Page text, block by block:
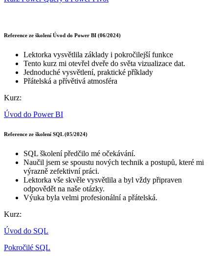
Reference ze školení Úvod do Power BI (06/2024)
Lektorka vysvětlila základy i pokročilejší funkce
Tento kurz mi otevřel dveře do světa vizualizace dat.
Jednoduché vysvětlení, praktické příklady
Přátelská a přívětivá atmosféra
Kurz:
Úvod do Power BI
Reference ze školení SQL (05/2024)
SQL školení předčilo mé očekávání.
Naučil jsem se spoustu nových technik a postupů, které mi
výrazně zefektivní práci.
Lektorka vše skvěle vysvětlila a byl vždy připraven
odpovědět na naše otázky.
Výuka byla velmi profesionální a přátelská.
Kurz:
Úvod do SQL
Pokročilé SQL